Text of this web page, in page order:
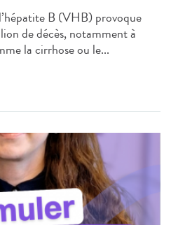
B (VHB) provoque
de décès, notamment à
la cirrhose ou le...